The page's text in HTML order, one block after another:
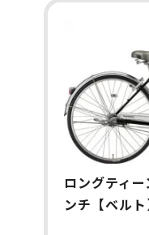
ロングティ
ンチ【ベルト